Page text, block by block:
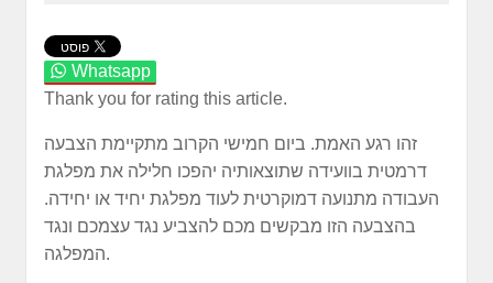
Whatsapp
Thank you for rating this article.
זהו רגע האמת. ביום חמישי הקרוב מתקיימת הצבעה
דרמטית בוועידה שתוצאותיה יהפכו חלילה את מפלגת
העבודה מתנועה דמוקרטית לעוד מפלגת יחיד או יחידה.
בהצבעה הזו מבקשים מכם להצביע נגד עצמכם ונגד
המפלגה.